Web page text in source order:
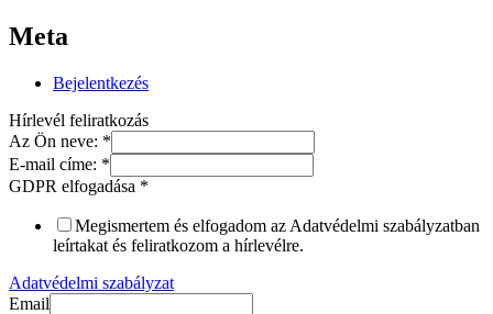
Meta
Bejelentkezés
Hírlevél feliratkozás
Az Ön neve: *
E-mail címe: *
GDPR elfogadása *
Megismertem és elfogadom az Adatvédelmi szabályzatban
leírtakat és feliratkozom a hírlevélre.
Adatvédelmi szabályzat
Email